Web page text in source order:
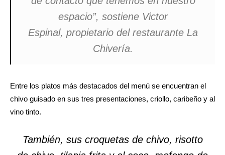
espacio”, sostiene Victor
Espinal, propietario del restaurante La
Chivería.
Entre los platos más destacados del menú se encuentran el
chivo guisado en sus tres presentaciones, criollo, caribeño y al
vino tinto.
También, sus croquetas de chivo, risotto